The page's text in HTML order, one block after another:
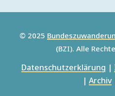
© 2025
(BZI). Alle
Datenschutzerklärung |
| Archiv